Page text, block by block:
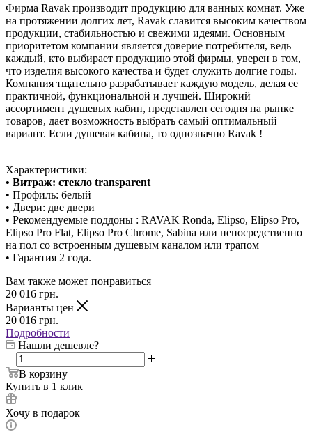
Фирма Ravak производит продукцию для ванных комнат. Уже
на протяжении долгих лет, Ravak славится высоким качеством
продукции, стабильностью и свежими идеями. Основным
приоритетом компании является доверие потребителя, ведь
каждый, кто выбирает продукцию этой фирмы, уверен в том,
что изделия высокого качества и будет служить долгие годы.
Компания тщательно разрабатывает каждую модель, делая ее
практичной, функциональной и лучшей. Широкий
ассортимент душевых кабин, представлен сегодня на рынке
товаров, дает возможность выбрать самый оптимальный
вариант. Если душевая кабина, то однозначно Ravak !
Характеристики:
• Витраж: стекло transparent
• Профиль: белый
• Двери: две двери
• Рекомендуемые поддоны : RAVAK Ronda, Elipso, Elipso Pro,
Elipso Pro Flat, Elipso Pro Chrome, Sabina или непосредственно
на пол со встроенным душевым каналом или трапом
• Гарантия 2 года.
Вам также может понравиться
20 016 грн.
Варианты цен
20 016 грн.
Подробности
Нашли дешевле?
В корзину
Купить в 1 клик
Хочу в подарок